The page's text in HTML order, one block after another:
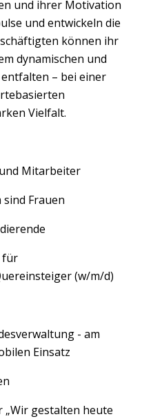
und ihrer Motivation
und entwickeln die
können ihr
dynamischen und
– bei einer
Vielfalt.
Mitarbeiter
Frauen
für
(w/m/d)
- am
Einsatz
gestalten heute